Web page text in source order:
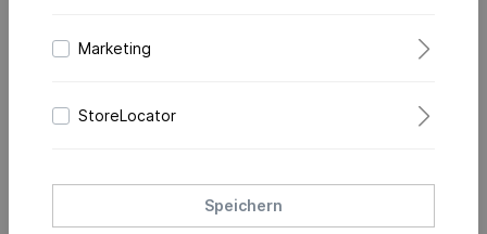
Sphere
in 585er Gelbgold
Marketing
StoreLocator
Speichern